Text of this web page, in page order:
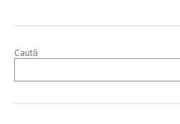
Caută